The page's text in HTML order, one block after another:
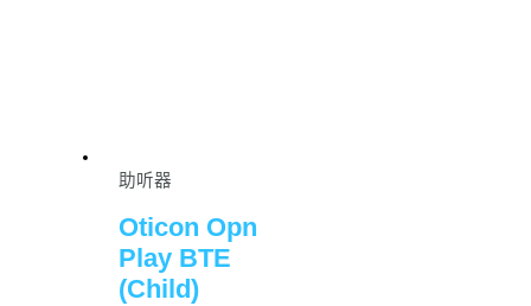
助听器
Oticon Opn
Play BTE
(Child)